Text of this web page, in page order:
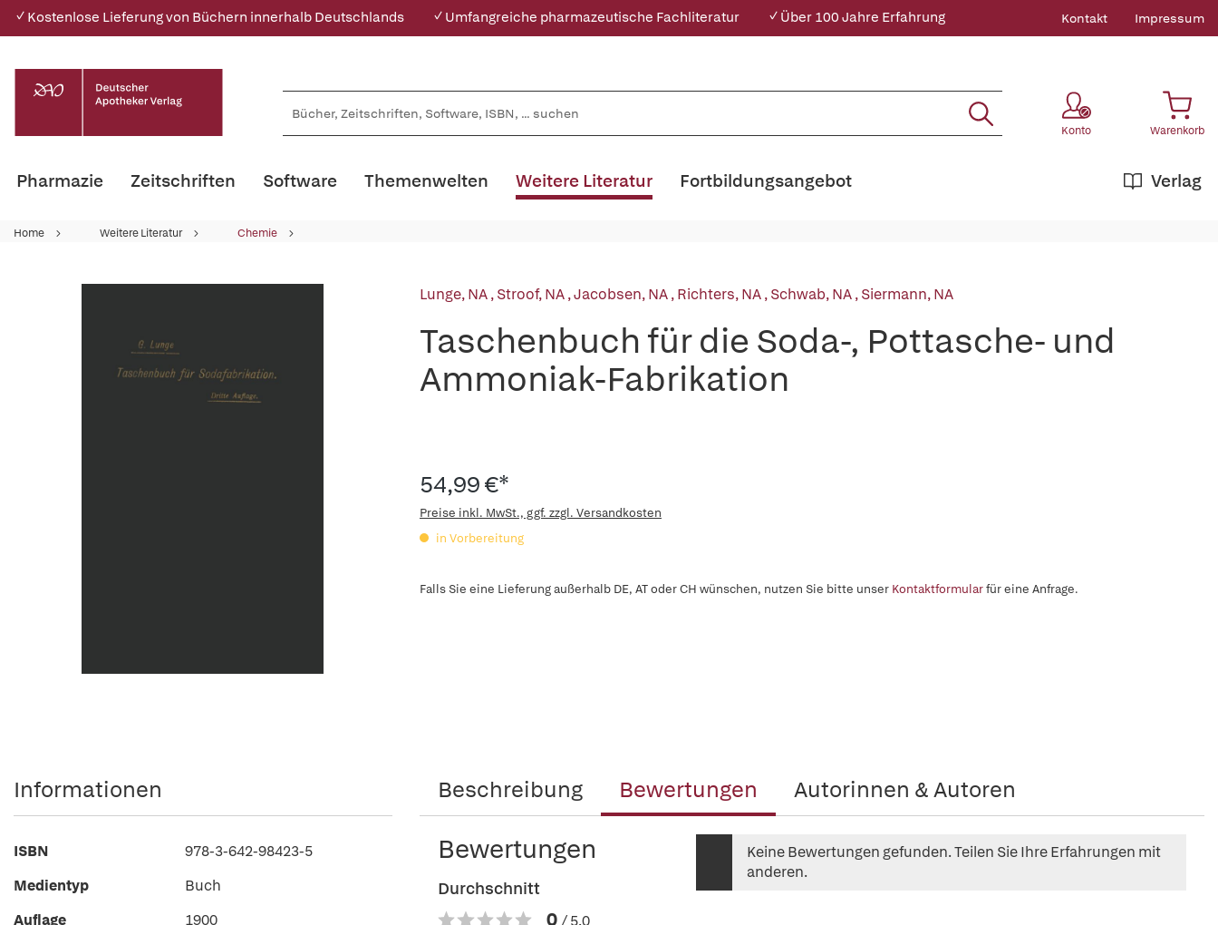
✓ Kostenlose Lieferung von Büchern innerhalb Deutschlands ✓ Umfangreiche pharmazeutische Fachliteratur ✓ Über 100 Jahre Erfahrung Kontakt Impressum
Konto Warenkorb
Pharmazie Zeitschriften Software Themenwelten Weitere Literatur Verlag
Fortbildungsangebot
Home Weitere Literatur Chemie
Lunge, NA,Stroof, NA,Jacobsen, NA,Richters, NA,Schwab, NA,Siermann, NA
Taschenbuch für die Soda-, Pottasche- und
Ammoniak-Fabrikation
54,99 €*
Preise inkl. MwSt., ggf. zzgl. Versandkosten
in Vorbereitung
Falls Sie eine Lieferung außerhalb DE, AT oder CH wünschen, nutzen Sie bitte unser Kontaktformularfür eine Anfrage.
Beschreibung Bewertungen Autorinnen & Autoren
Bewertungen
Durchschnitt
0 / 5.0
Keine Bewertungen gefunden. Teilen Sie Ihre Erfahrungen mit
anderen.
Informationen
ISBN
978-3-642-98423-5
Medientyp
Buch
Auflage
1900